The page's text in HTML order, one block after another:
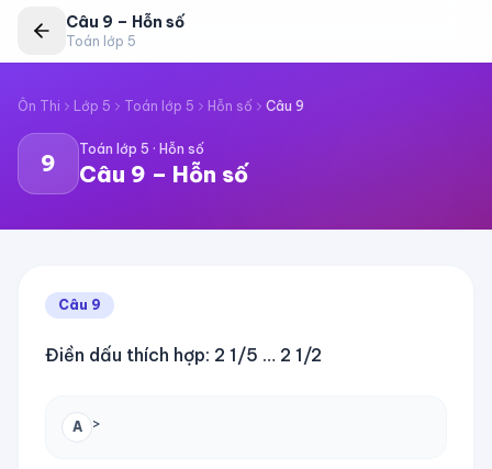
Câu 9 – Hỗn số
Toán lớp 5
Ôn Thi Lớp 5 Toán lớp 5 Hỗn số Câu 9
9
Toán lớp 5 · Hỗn số
Câu 9 – Hỗn số
Câu 9
Điền dấu thích hợp: 2 1/5 … 2 1/2
A >